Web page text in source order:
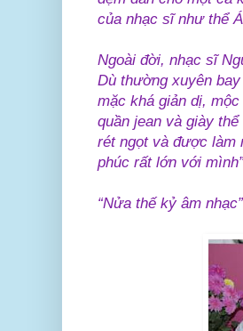
của nhạc sĩ như thể
Ngoài đời, nhạc sĩ
Dù thường xuyên
mặc khá giản dị,
quần jean và giày
rét ngọt và được làm
phúc rất lớn với
“Nửa thế kỷ âm